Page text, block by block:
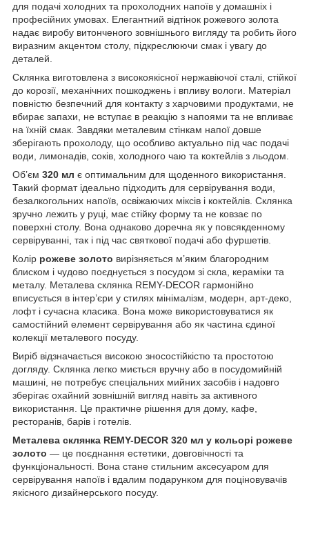
для подачі холодних та прохолодних напоїв у домашніх і
професійних умовах. Елегантний відтінок рожевого золота
надає виробу витонченого зовнішнього вигляду та робить його
виразним акцентом столу, підкреслюючи смак і увагу до
деталей.
Склянка виготовлена з високоякісної нержавіючої сталі, стійкої
до корозії, механічних пошкоджень і впливу вологи. Матеріал
повністю безпечний для контакту з харчовими продуктами, не
вбирає запахи, не вступає в реакцію з напоями та не впливає
на їхній смак. Завдяки металевим стінкам напої довше
зберігають прохолоду, що особливо актуально під час подачі
води, лимонадів, соків, холодного чаю та коктейлів з льодом.
Об’єм 320 мл є оптимальним для щоденного використання.
Такий формат ідеально підходить для сервірування води,
безалкогольних напоїв, освіжаючих міксів і коктейлів. Склянка
зручно лежить у руці, має стійку форму та не ковзає по
поверхні столу. Вона однаково доречна як у повсякденному
сервіруванні, так і під час святкової подачі або фуршетів.
Колір рожеве золото вирізняється м’яким благородним
блиском і чудово поєднується з посудом зі скла, кераміки та
металу. Металева склянка REMY-DECOR гармонійно
вписується в інтер’єри у стилях мінімалізм, модерн, арт-деко,
лофт і сучасна класика. Вона може використовуватися як
самостійний елемент сервірування або як частина єдиної
колекції металевого посуду.
Виріб відзначається високою зносостійкістю та простотою
догляду. Склянка легко миється вручну або в посудомийній
машині, не потребує спеціальних мийних засобів і надовго
зберігає охайний зовнішній вигляд навіть за активного
використання. Це практичне рішення для дому, кафе,
ресторанів, барів і готелів.
Металева склянка REMY-DECOR 320 мл у кольорі рожеве
золото — це поєднання естетики, довговічності та
функціональності. Вона стане стильним аксесуаром для
сервірування напоїв і вдалим подарунком для поціновувачів
якісного дизайнерського посуду.